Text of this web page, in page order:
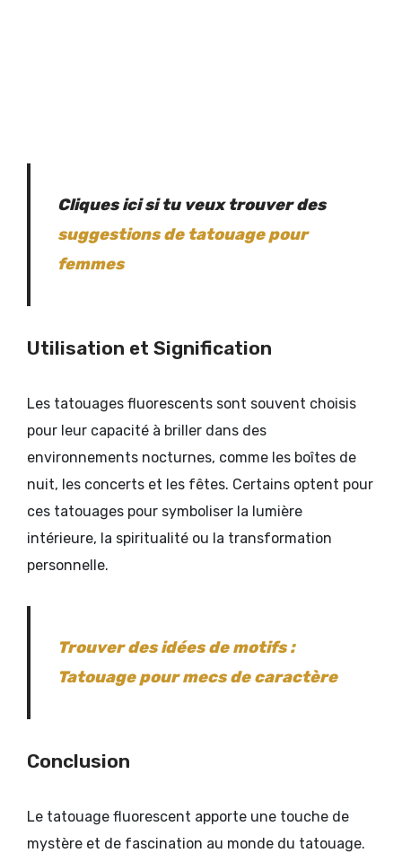
Cliques ici si tu veux trouver des
suggestions de tatouage pour
femmes
Utilisation et Signification
Les tatouages fluorescents sont souvent choisis
pour leur capacité à briller dans des
environnements nocturnes, comme les boîtes de
nuit, les concerts et les fêtes. Certains optent pour
ces tatouages pour symboliser la lumière
intérieure, la spiritualité ou la transformation
personnelle.
Trouver des idées de motifs :
Tatouage pour mecs de caractère
Conclusion
Le tatouage fluorescent apporte une touche de
mystère et de fascination au monde du tatouage.